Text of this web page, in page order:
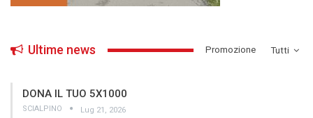
Tutti
Ultime news ­Promozione
DONA IL TUO 5X1000
SCIALPINO Lug 21, 2026